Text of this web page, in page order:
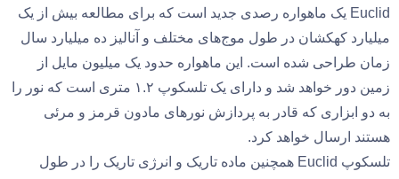
Euclid یک ماهواره رصدی جدید است که برای مطالعه بیش از یک
میلیارد کهکشان در طول موج‌های مختلف و آنالیز ده میلیارد سال
زمان طراحی شده است. این ماهواره حدود یک میلیون مایل از
زمین دور خواهد شد و دارای یک تلسکوپ ۱.۲ متری است که نور را
به دو ابزاری که قادر به پردازش نورهای مادون قرمز و مرئی
هستند ارسال خواهد کرد.
تلسکوپ Euclid همچنین ماده تاریک و انرژی تاریک را در طول